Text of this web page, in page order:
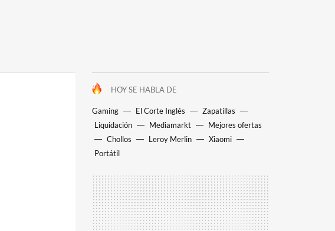
HOY SE HABLA DE
Gaming El Corte Inglés
Zapatillas
Liquidación
Mediamarkt
Mejores ofertas
Chollos
Leroy Merlin
Xiaomi
Portátil